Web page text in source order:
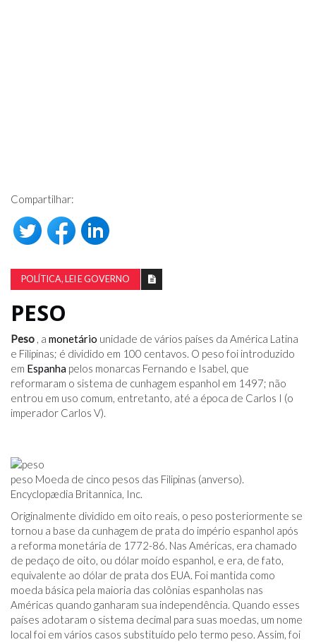
Compartilhar:
POLÍTICA, LEI E GOVERNO
PESO
Peso , a monetário unidade de vários países da América Latina
e Filipinas; é dividido em 100 centavos. O peso foi introduzido
em Espanha pelos monarcas Fernando e Isabel, que
reformaram o sistema de cunhagem espanhol em 1497; não
entrou em uso comum, entretanto, até a época de Carlos I (o
imperador Carlos V).
peso Moeda de cinco pesos das Filipinas (anverso).
Encyclopædia Britannica, Inc.
Originalmente dividido em oito reais, o peso posteriormente se
tornou a base da cunhagem de prata do império espanhol após
a reforma monetária de 1772-86. Nas Américas, era chamado
de pedaço de oito, ou dólar moído espanhol, e era, de fato,
equivalente ao dólar de prata dos EUA. Foi mantida como
moeda básica pela maioria das colônias espanholas nas
Américas quando ganharam sua independência. Quando esses
países adotaram o sistema decimal para suas moedas, um nome
local foi em vários casos substituído pelo termo peso. Assim, foi